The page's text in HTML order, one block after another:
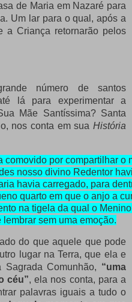
de Maria em Nazaré para
Um lar para o qual, após a
a Criança retornarão pelos
número de santos
lá para experimentar a
Mãe Santíssima? Santa
nos conta em sua História
comovido por compartilhar o
nosso divino Redentor
havia carregado, para
quarto em que o anjo a
na tigela da qual o
sem uma emoção.
do que aquele que pode
lugar na Terra, que ela e
Comunhão, “uma
céu”, ela nos conta, para a
palavras iguais a tudo o